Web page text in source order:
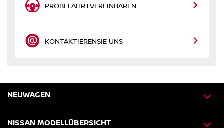
PROBEFAHRTVEREINBAREN
KONTAKTIERENSIE UNS
NEUWAGEN
NISSAN MODELLÜBERSICHT